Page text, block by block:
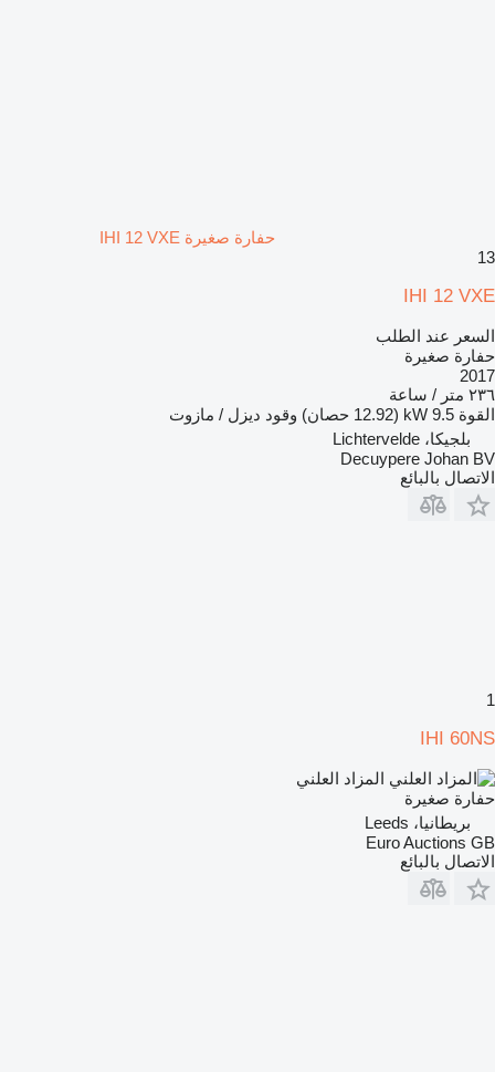
حفارة صغيرة IHI 12 VXE
13
IHI 12 VXE
السعر عند الطلب
حفارة صغيرة
2017
٢٣٦ متر / ساعة
القوة 9.5 kW (12.92 حصان) وقود ديزل / مازوت
بلجيكا، Lichtervelde
Decuypere Johan BV
الاتصال بالبائع
1
IHI 60NS
المزاد العلني
حفارة صغيرة
بريطانيا، Leeds
Euro Auctions GB
الاتصال بالبائع